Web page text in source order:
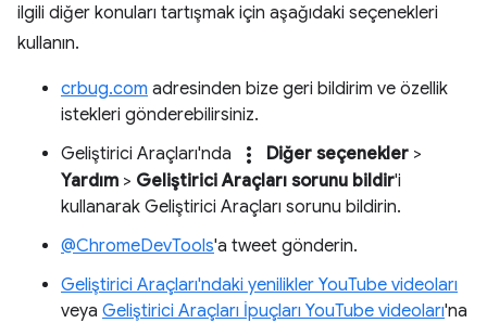
ilgili diğer konuları tartışmak için aşağıdaki seçenekleri
kullanın.
crbug.com adresinden bize geri bildirim ve özellik
istekleri gönderebilirsiniz.
Geliştirici Araçları'nda
more_vert Diğer seçenekler >
Yardım > Geliştirici Araçları sorunu bildir'i
kullanarak Geliştirici Araçları sorunu bildirin.
@ChromeDevTools'a tweet gönderin.
Geliştirici Araçları'ndaki yenilikler YouTube videoları
veya Geliştirici Araçları İpuçları YouTube videoları'na